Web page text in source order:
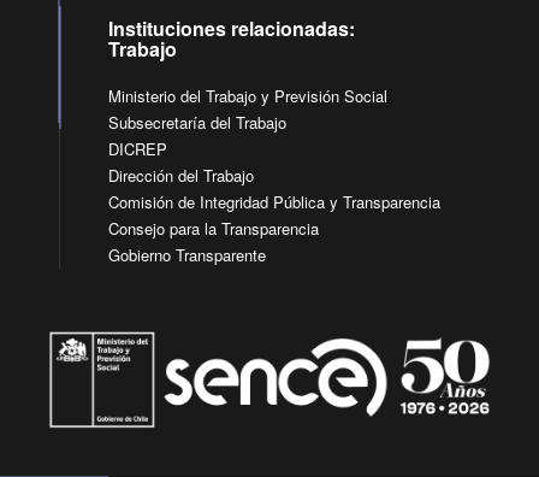
Instituciones relacionadas:
Trabajo
Ministerio del Trabajo y Previsión Social
Subsecretaría del Trabajo
DICREP
Dirección del Trabajo
Comisión de Integridad Pública y Transparencia
Consejo para la Transparencia
Gobierno Transparente